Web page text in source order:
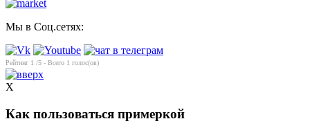
Мы в Соц.сетях:
Рейтинг 1 /5 - Всего 1 голос(ов)
X
Как пользоваться примеркой